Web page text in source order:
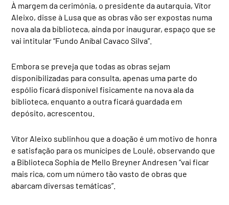
À margem da cerimónia, o presidente da autarquia, Vítor
Aleixo, disse à Lusa que as obras vão ser expostas numa
nova ala da biblioteca, ainda por inaugurar, espaço que se
vai intitular “Fundo Aníbal Cavaco Silva”.
Embora se preveja que todas as obras sejam
disponibilizadas para consulta, apenas uma parte do
espólio ficará disponível fisicamente na nova ala da
biblioteca, enquanto a outra ficará guardada em
depósito, acrescentou.
Vítor Aleixo sublinhou que a doação é um motivo de honra
e satisfação para os munícipes de Loulé, observando que
a Biblioteca Sophia de Mello Breyner Andresen “vai ficar
mais rica, com um número tão vasto de obras que
abarcam diversas temáticas”.